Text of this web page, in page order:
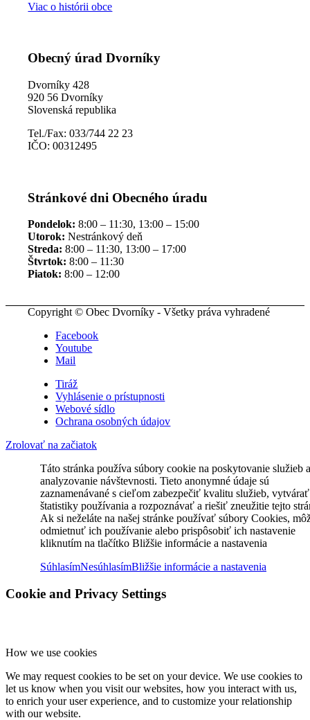
Viac o histórii obce
Obecný úrad Dvorníky
Dvorníky 428
920 56 Dvorníky
Slovenská republika
Tel./Fax: 033/744 22 23
IČO: 00312495
Stránkové dni Obecného úradu
Pondelok: 8:00 – 11:30, 13:00 – 15:00
Utorok: Nestránkový deň
Streda: 8:00 – 11:30, 13:00 – 17:00
Štvrtok: 8:00 – 11:30
Piatok: 8:00 – 12:00
Copyright © Obec Dvorníky - Všetky práva vyhradené
Facebook
Youtube
Mail
Tiráž
Vyhlásenie o prístupnosti
Webové sídlo
Ochrana osobných údajov
Zrolovať na začiatok
Táto stránka používa súbory cookie na poskytovanie služieb a
analyzovanie návštevnosti. Tieto anonymné údaje sú
zaznamenávané s cieľom zabezpečiť kvalitu služieb, vytvárať
štatistiky používania a rozpoznávať a riešiť zneužitie tejto
Ak si neželáte na našej stránke používať súbory Cookies,
odmietnuť ich používanie alebo prispôsobiť ich nastavenie
kliknutím na tlačítko Bližšie informácie a nastavenia
SúhlasímNesúhlasímBližšie informácie a nastavenia
Cookie and Privacy Settings
How we use cookies
We may request cookies to be set on your device. We use cookies to
let us know when you visit our websites, how you interact with us,
to enrich your user experience, and to customize your relationship
with our website.